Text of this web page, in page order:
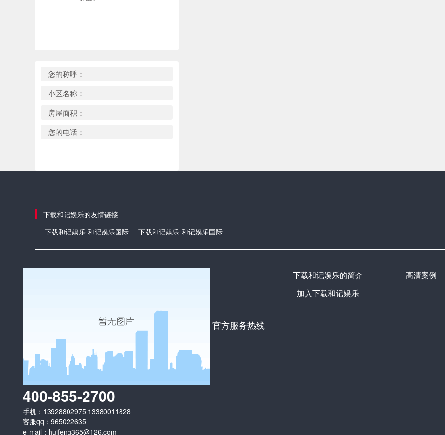
您的称呼：
小区名称：
房屋面积：
您的电话：
下载和记娱乐的友情链接
下载和记娱乐-和记娱乐国际
下载和记娱乐-和记娱乐国际
官方服务热线
400-855-2700
手机：13928802975 13380011828
客服qq：965022635
e-mail： huifeng365@126.com
下载和记娱乐的简介
加入下载和记娱乐
高清案例